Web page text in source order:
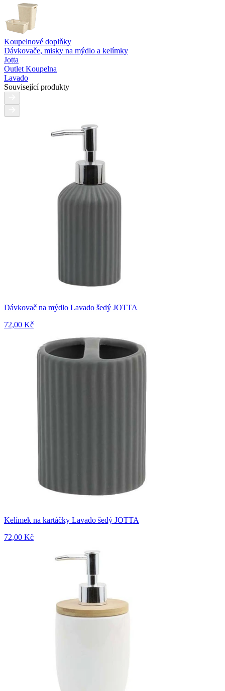
Koupelnové doplňky
Dávkovače, misky na mýdlo a kelímky
Jotta
Outlet Koupelna
Lavado
Související produkty
Dávkovač na mýdlo Lavado šedý JOTTA
72,00 Kč
Kelímek na kartáčky Lavado šedý JOTTA
72,00 Kč